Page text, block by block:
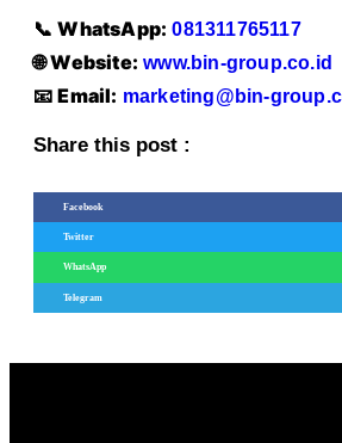
📞WhatsApp: 081311765117
🌐Website: www.bin-group.co.id
📧Email: marketing@bin-
Share this post :
Facebook
Twitter
WhatsApp
Telegram